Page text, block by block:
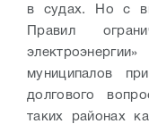
в судах. Но с
Правил
муниципалов
долгового
таких районах